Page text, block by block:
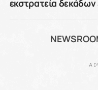
εκστρατεία